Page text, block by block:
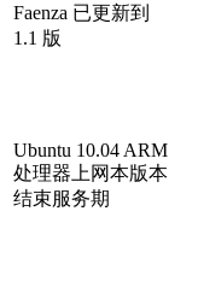
Faenza 已更新到
1.1 版
Ubuntu 10.04 ARM
处理器上网本版本
结束服务期